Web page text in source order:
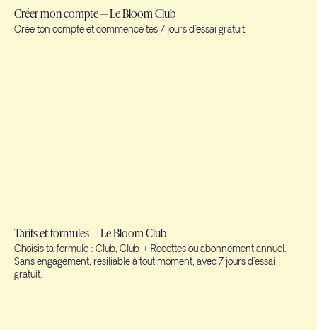
Créer mon compte — Le Bloom Club
Crée ton compte et commence tes 7 jours d'essai gratuit.
Tarifs et formules — Le Bloom Club
Choisis ta formule : Club, Club + Recettes ou abonnement annuel.
Sans engagement, résiliable à tout moment, avec 7 jours d'essai
gratuit.